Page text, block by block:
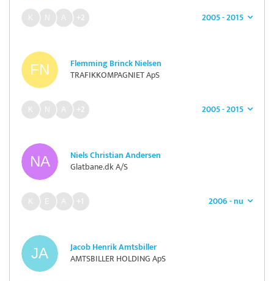
2005 - 2015
+2
Flemming Brinck Nielsen
TRAFIKKOMPAGNIET ApS
2005 - 2015
+2
Niels Christian Andersen
Glatbane.dk A/S
2006 - nu
+1
Jacob Henrik Amtsbiller
AMTSBILLER HOLDING ApS